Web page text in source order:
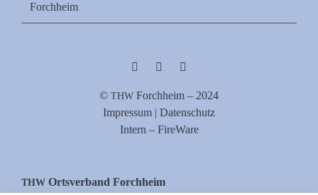
Forchheim
© THW Forch­heim – 2024
Impres­sum | Datenschutz
Intern – FireWare
THW Orts­ver­band Forchheim